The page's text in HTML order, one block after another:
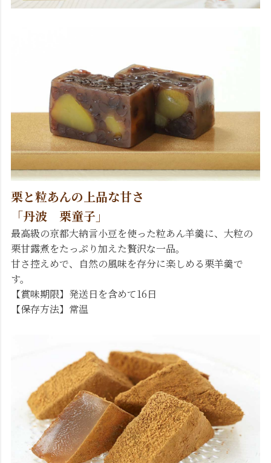
栗と粒あんの上品な甘さ
「丹波 栗童子」
最高級の京都大納言小豆を使った粒あん羊羹に、大粒の
栗甘露煮をたっぷり加えた贅沢な一品。
甘さ控えめで、自然の風味を存分に楽しめる栗羊羹で
す。
【賞味期限】発送日を含めて16日
【保存方法】常温